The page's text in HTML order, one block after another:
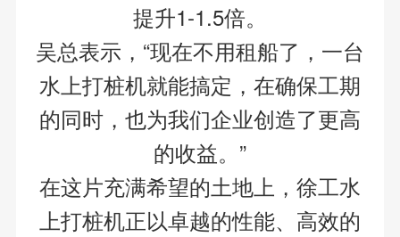
提升1-1.5倍。
吴总表示，“现在不用租船了，一台
水上打桩机就能搞定，在确保工期
的同时，也为我们企业创造了更高
的收益。”
在这片充满希望的土地上，徐工水
上打桩机正以卓越的性能、高效的